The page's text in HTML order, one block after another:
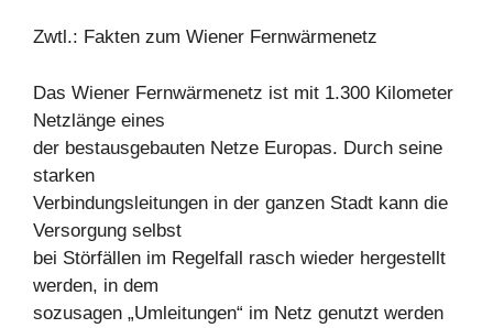
Zwtl.: Fakten zum Wiener Fernwärmenetz
Das Wiener Fernwärmenetz ist mit 1.300 Kilometer
Netzlänge eines
der bestausgebauten Netze Europas. Durch seine
starken
Verbindungsleitungen in der ganzen Stadt kann die
Versorgung selbst
bei Störfällen im Regelfall rasch wieder hergestellt
werden, in dem
sozusagen „Umleitungen“ im Netz genutzt werden